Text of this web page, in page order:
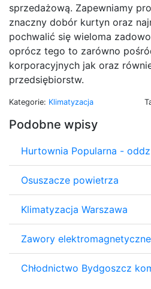
sprzedażową. Zapewniamy
znaczny dobór kurtyn oraz
pochwalić się wieloma
oprócz tego to zarówno
korporacyjnych jak oraz
przedsiębiorstw.
Kategorie: Klimatyzacja
Podobne wpisy
Hurtownia Popularna -
Osuszacze powietrza
Klimatyzacja Warszawa
Zawory
Chłodnictwo Bydgoszcz